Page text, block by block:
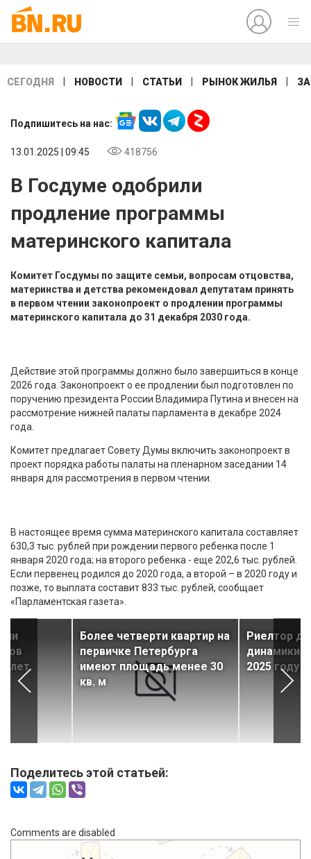
СЕГОДНЯ НОВОСТИ СТАТЬИ РЫНОК ЖИЛЬЯ
Подпишитесь на нас:
13.01.2025 | 09:45 418756
В Госдуме одобрили
продление программы
материнского капитала
Комитет Госдумы по защите семьи, вопросам отцовства,
материнства и детства рекомендовал депутатам принять
в первом чтении законопроект о продлении программы
материнского капитала до 31 декабря 2030 года.
Действие этой программы должно было завершиться в конце
2026 года. Законопроект о ее продлении был подготовлен по
поручению президента России Владимира Путина и внесен на
рассмотрение нижней палаты парламента в декабре 2024
года.
Комитет предлагает Совету Думы включить законопроект в
проект порядка работы палаты на пленарном заседании 14
января для рассмотрения в первом чтении.
В настоящее время сумма материнского капитала составляет
630,3 тыс. рублей при рождении первого ребенка после 1
января 2020 года; на второго ребенка - еще 202,6 тыс. рублей.
Если первенец родился до 2020 года, а второй – в 2020 году и
позже, то выплата составит 833 тыс. рублей, сообщает
«Парламентская газета».
лет
Более четверти квартир на
первичке Петербурга
имеют площадь менее 30
кв. м
Риелтор
динамики
2025 году
Поделитесь этой статьей:
Comments are disabled